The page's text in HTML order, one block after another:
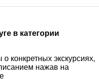
в категории
конкретных экскурсиях,
нажав на